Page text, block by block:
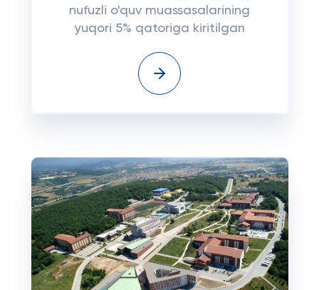
nufuzli o'quv muassasalarining
yuqori 5% qatoriga kiritilgan